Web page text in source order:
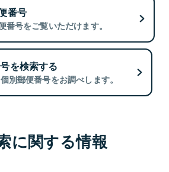
番号
番号をご覧いただけます。
を検索する
別郵便番号をお調べします。
に関する情報